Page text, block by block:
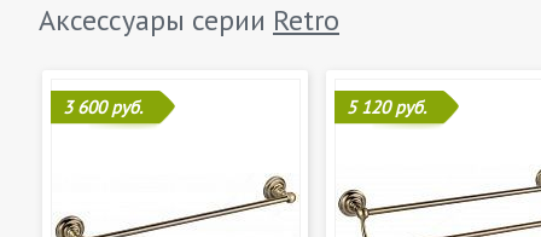
Аксессуары серии Retro
3 600 руб. 5 120 руб.